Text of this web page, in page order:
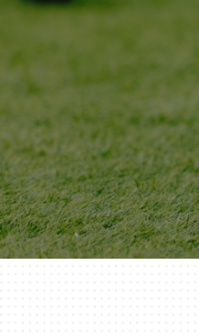
埼玉
上尾
（上尾市）
千葉
蘇我
（千葉市中央区）